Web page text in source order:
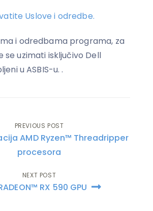
Uslove i odredbe.
i odredbama programa, za
se uzimati isključivo Dell
u ASBIS-u. .
PREVIOUS POST
AMD Ryzen™ Threadripper
procesora
NEXT POST
RX 590 GPU